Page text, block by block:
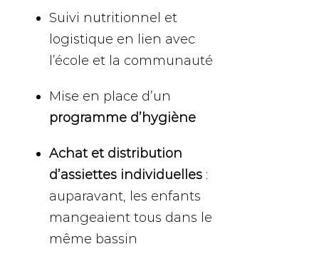
Suivi nutritionnel et
logistique en lien avec
l’école et la communauté
Mise en place d’un
programme d’hygiène
Achat et distribution
d’assiettes individuelles:
auparavant, les enfants
mangeaient tous dans le
même bassin